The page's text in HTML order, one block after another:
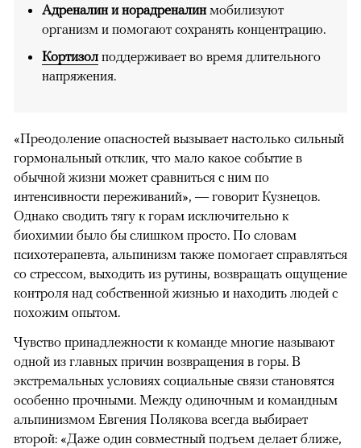
Адреналин и норадреналинмобилизуют
организм и помогают сохранять концентрацию.
Кортизол поддерживает во время длительного
напряжения.
«Преодоление опасностей вызывает настолько сильный
гормональный отклик, что мало какое событие в
обычной жизни может сравниться с ним по
интенсивности переживаний», — говорит Кузнецов.
Однако сводить тягу к горам исключительно к
биохимии было бы слишком просто. По словам
психотерапевта, альпинизм также помогает справляться
со стрессом, выходить из рутины, возвращать ощущение
контроля над собственной жизнью и находить людей с
похожим опытом.
Чувство принадлежности к команде многие называют
одной из главных причин возвращения в горы. В
экстремальных условиях социальные связи становятся
особенно прочными. Между одиночным и командным
альпинизмом Евгения Полякова всегда выбирает
второй: «Даже один совместный подъем делает ближе,